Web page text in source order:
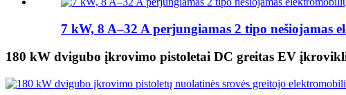
7 kW, 8 A–32 A perjungiamas 2 tipo nešiojamas
180 kW dvigubo įkrovimo pistoletai DC greitas EV